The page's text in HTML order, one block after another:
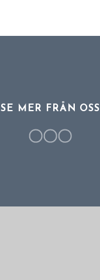
SE MER FRÅN OSS